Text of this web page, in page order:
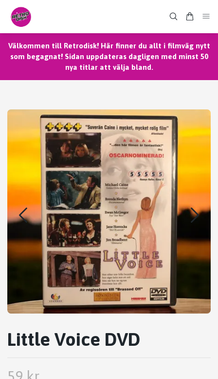
Välkommen till Retrodisk! Här finner du allt i filmväg nytt
som begagnat! Sidan uppdateras dagligen med minst 50
nya titlar att välja bland.
Little Voice DVD